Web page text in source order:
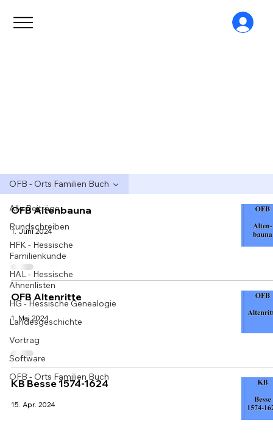
Alle Beiträge
Rundschreiben
HFK - Hessische
Familienkunde
HAL - Hessische
Ahnenlisten
HG - Hessische Genealogie
Landesgeschichte
Vortrag
Software
OFB - Orts Familien Buch
OFB - Orts Familien Buch
OFB Altenbauna
1. Juni 2024
OFB Altenritte
1. Mai 2024
KB Besse 1574-1624
15. Apr. 2024